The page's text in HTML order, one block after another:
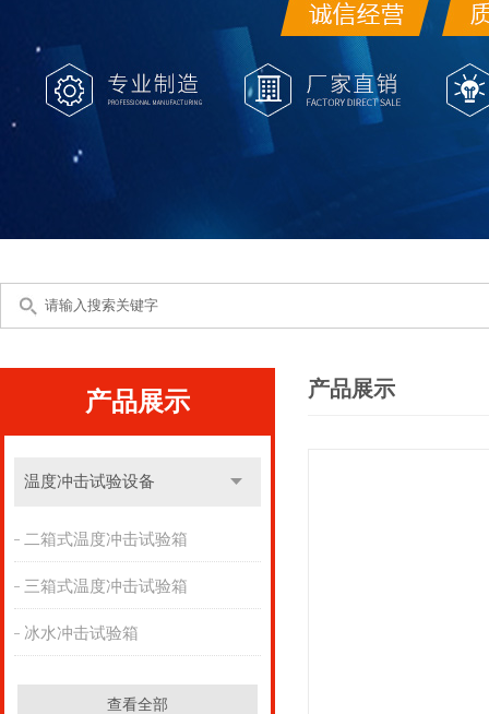
产品展示
温度冲击试验设备
二箱式温度冲击试验箱
三箱式温度冲击试验箱
冰水冲击试验箱
查看全部
产品展示